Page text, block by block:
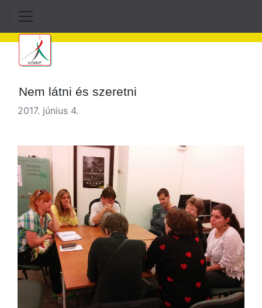
Nem látni és szeretni
2017. június 4.